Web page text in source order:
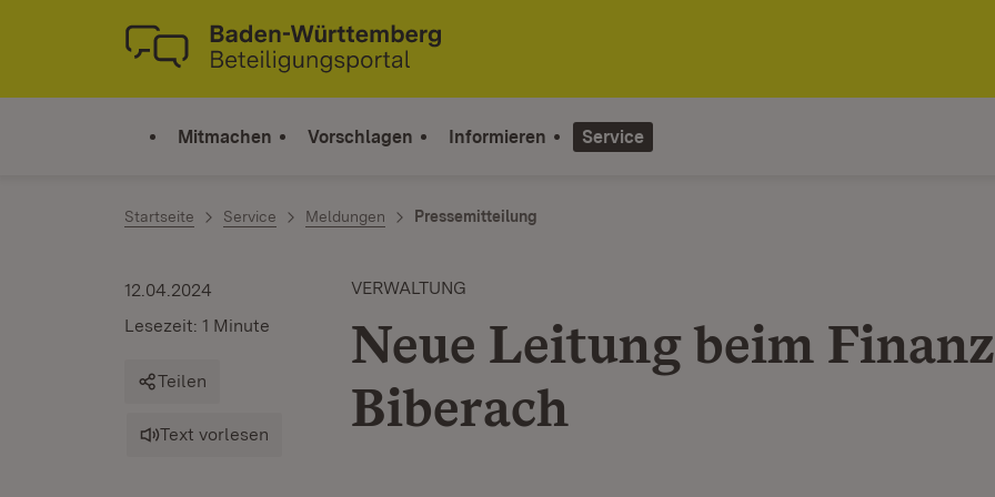
Zum Inhalt springen
Link zur Startseite
Mitmachen Vorschlagen Informieren Service
Startseite Service Meldungen Pressemitteilung
VERWALTUNG
Neue Leitung beim
Biberach
12.04.2024
Lesezeit: 1 Minute
Teilen
Text vorlesen